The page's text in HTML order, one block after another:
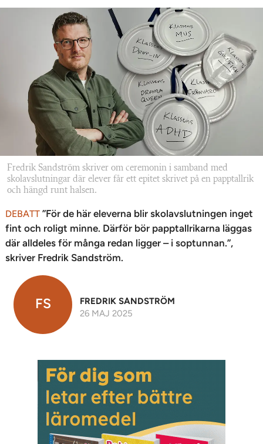
Fredrik Sandström skriver om ceremonin i samband med
skolavslutningar där elever får ett epitet skrivet på en papptallrik
och hängd runt halsen.
DEBATT ”För de här eleverna blir skolavslutningen inget
fint och roligt minne. Därför bör papptallrikarna läggas
där alldeles för många redan ligger – i soptunnan.”,
skriver Fredrik Sandström.
FS
FREDRIK SANDSTRÖM
26 MAJ 2025